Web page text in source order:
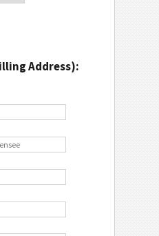
Address):